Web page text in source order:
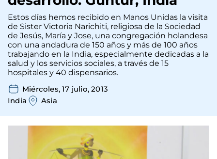
Estos días hemos recibido en Manos Unidas la visita
de Sister Victoria Narichiti, religiosa de la Sociedad
de Jesús, María y Jose, una congregación holandesa
con una andadura de 150 años y más de 100 años
trabajando en la India, especialmente dedicadas a la
salud y los servicios sociales, a través de 15
hospitales y 40 dispensarios.
Miércoles, 17 julio, 2013
India
Asia